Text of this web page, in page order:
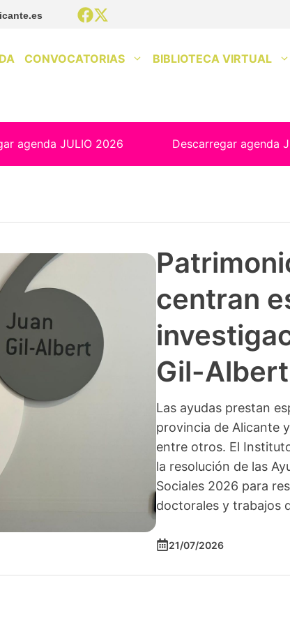
CONVOCATORIAS BIBLIOTECA VIRTUAL
agenda JULIO 2026 Descarregar agenda
centran
Gil-Albert
Las ayudas prestan
provincia de Alicante
entre otros. El
la resolución de las
Sociales 2026 para
doctorales y trabajos
21/07/2026